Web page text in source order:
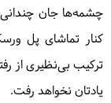
چشمه‌ها جان چندانی
کنار تماشای پل
ترکیب بی‌نظیری از
یادتان نخواهد رفت.